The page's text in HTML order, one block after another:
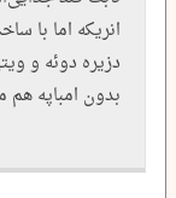
انریکه اما با
دزیره دوئه و
بدون امباپه هم